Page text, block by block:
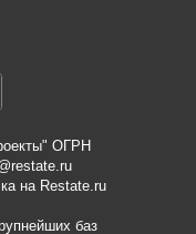
ОГРН
на Restate.ru
баз